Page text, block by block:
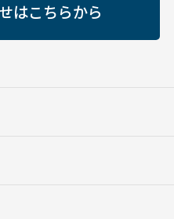
はこちらから